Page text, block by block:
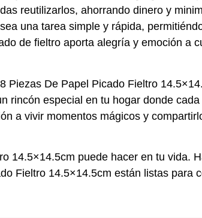
reutilizarlos, ahorrando dinero y
una tarea simple y rápida,
de fieltro aporta alegría y emoción a
Piezas De Papel Picado Fieltro
rincón especial en tu hogar donde
a vivir momentos mágicos y
14.5×14.5cm puede hacer en tu vida.
Fieltro 14.5×14.5cm están listas para